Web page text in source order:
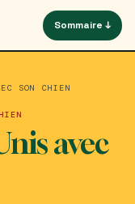
Sommaire ↓
SON CHIEN
avec